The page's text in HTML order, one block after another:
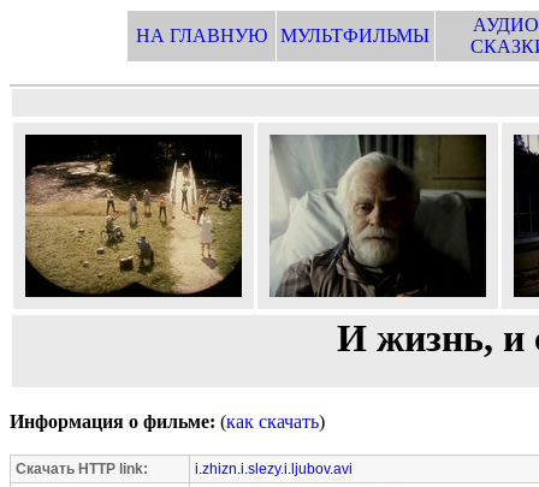
НА ГЛАВНУЮ МУЛЬТФИЛЬМЫ
И жизнь, и
Информация о фильме: (как скачать)
Скачать HTTP link:
i.zhizn.i.slezy.i.ljubov.avi